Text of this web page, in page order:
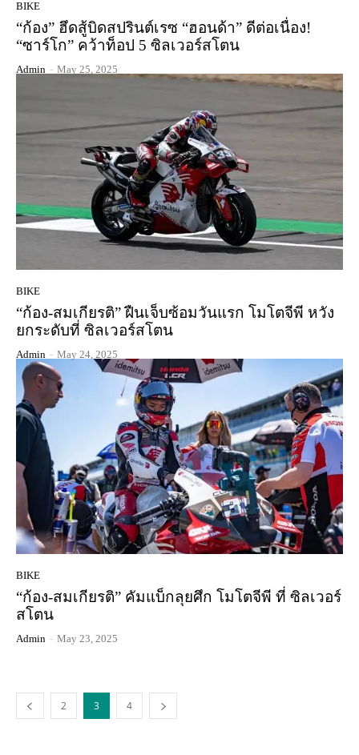
BIKE
“ก้อง” ฮึดสู้บิดสปรินต์เรซ “ฮอนด้า” ดีต่อเนื่อง!
“ซาร์โก” คว้าท็อป 5 ซิลเวอร์สโตน
Admin - May 25, 2025
BIKE
“ก้อง-สมเกียรติ” ฝืนเจ็บซ้อมวันแรก โมโตจีพี หวัง
ยกระดับที่ ซิลเวอร์สโตน
Admin - May 24, 2025
BIKE
“ก้อง-สมเกียรติ” คัมแบ็กลุยศึก โมโตจีพี ที่ ซิลเวอร์
สโตน
Admin - May 23, 2025
2 3 4